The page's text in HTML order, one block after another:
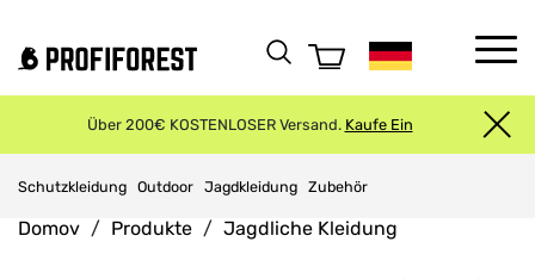
Über 200€ KOSTENLOSER Versand. Kaufe Ein
Schutzkleidung Outdoor Jagdkleidung Zubehör
Domov Produkte Jagdliche Kleidung